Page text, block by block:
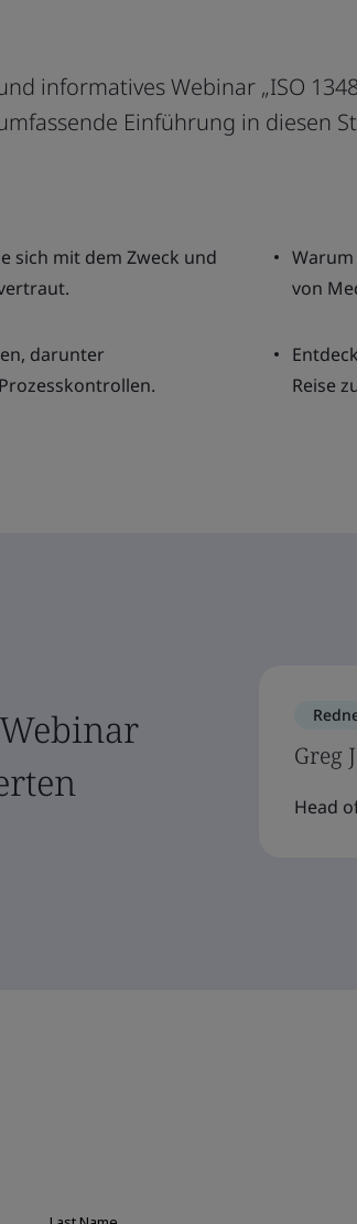
informatives Webinar „ISO
Einführung in diesen
sich mit dem Zweck und
von
darunter
Reise
Greg
Head